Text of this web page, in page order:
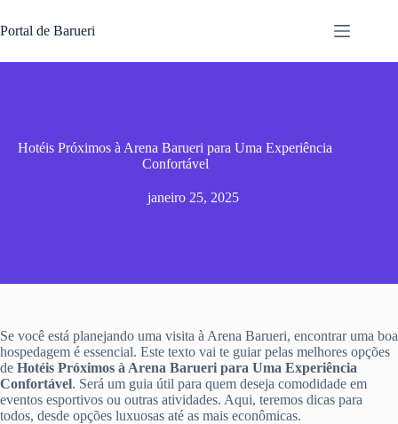
para
o
Portal de Barueri
Hotéis Próximos à Arena Barueri para Uma Experiência
Confortável
janeiro 25, 2025
Se você está planejando uma visita à Arena Barueri, encontrar uma boa
hospedagem é essencial. Este texto vai te guiar pelas melhores opções
de Hotéis Próximos à Arena Barueri para Uma Experiência
Confortável. Será um guia útil para quem deseja comodidade em
eventos esportivos ou outras atividades. Aqui, teremos dicas para
todos, desde opções luxuosas até as mais econômicas.